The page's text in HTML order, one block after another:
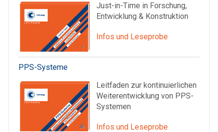
Just-in-Time in Forschung,
Entwicklung & Konstruktion
Infos und Leseprobe
PPS-Systeme
Leitfaden zur kontinuierlichen
Weiterentwicklung von PPS-
Systemen
Infos und Leseprobe